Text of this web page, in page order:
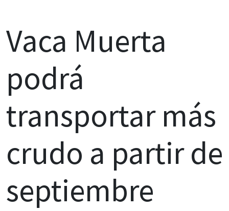
Vaca Muerta
podrá
transportar más
crudo a partir de
septiembre